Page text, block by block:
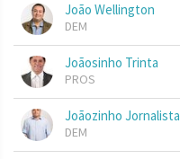
João Wellington
DEM
Joãosinho Trinta
PROS
Joãozinho Jornalista
DEM